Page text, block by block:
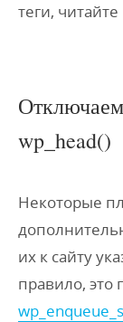
теги,
wp_head()
Некоторые
их к сайту
правило, это